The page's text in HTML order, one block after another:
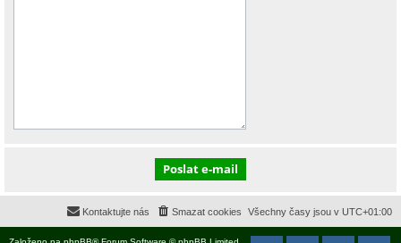
Všechny časy jsou v UTC+01:00
Smazat cookies
Kontaktujte nás